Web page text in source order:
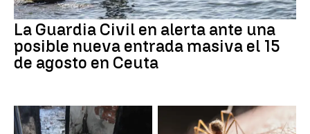
La Guardia Civil en alerta ante una
posible nueva entrada masiva el 15
de agosto en Ceuta